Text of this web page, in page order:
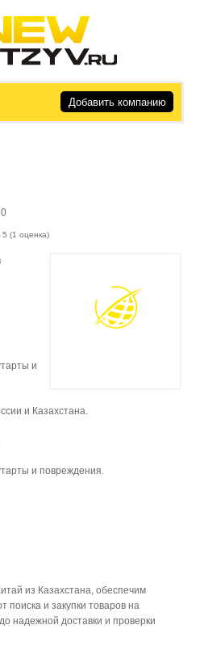
Добавить компанию
5 (1 оценка)
и
и Казахстана.
и повреждения.
из Казахстана, обеспечим
поиска и закупки товаров на
надежной доставки и проверки